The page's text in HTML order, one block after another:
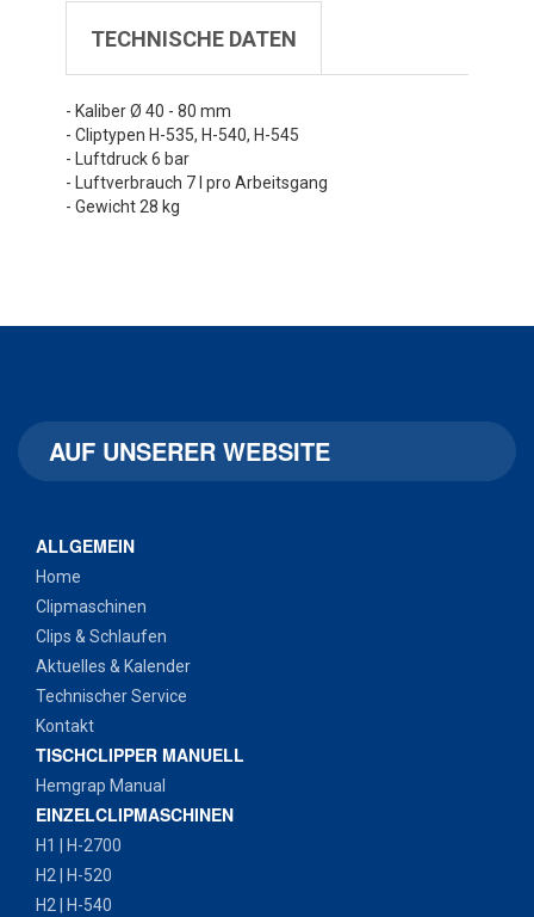
TECHNISCHE DATEN
- Kaliber Ø 40 - 80 mm
- Cliptypen H-535, H-540, H-545
- Luftdruck 6 bar
- Luftverbrauch 7 l pro Arbeitsgang
- Gewicht 28 kg
AUF UNSERER WEBSITE
ALLGEMEIN
Home
Clipmaschinen
Clips & Schlaufen
Aktuelles & Kalender
Technischer Service
Kontakt
TISCHCLIPPER MANUELL
Hemgrap Manual
EINZELCLIPMASCHINEN
H1 | H-2700
H2 | H-520
H2 | H-540